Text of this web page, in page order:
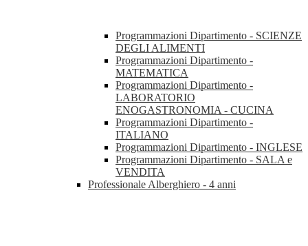
Programmazioni Dipartimento - SCIENZE
DEGLI ALIMENTI
Programmazioni Dipartimento -
MATEMATICA
Programmazioni Dipartimento -
LABORATORIO
ENOGASTRONOMIA - CUCINA
Programmazioni Dipartimento -
ITALIANO
Programmazioni Dipartimento - INGLESE
Programmazioni Dipartimento - SALA e
VENDITA
Professionale Alberghiero - 4 anni